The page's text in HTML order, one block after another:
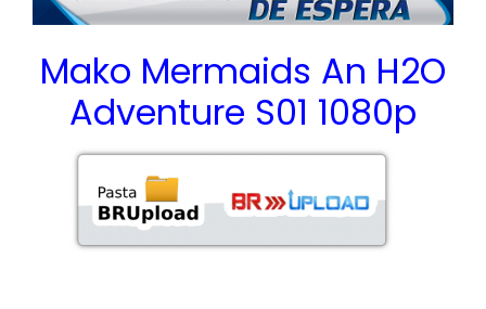
Mako Mermaids An H2O
Adventure S01 1080p